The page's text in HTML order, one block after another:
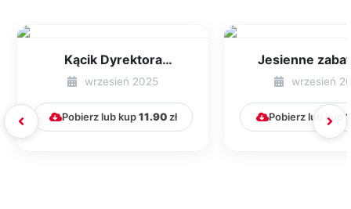
Kącik Dyrektora
Przedszkola [cz. 1]
wrzesień 2025
Pobierz lub kup11.90zł
Jesienne
świeżym
wrzesień
Pobierz lub kup